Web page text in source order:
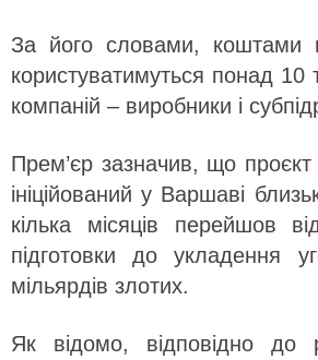
За його словами, коштами
користуватимуться понад 10
компаній – виробники і
Прем’єр зазначив, що
ініційований у Варшаві
кілька місяців перейшов від
підготовки до укладення
мільярдів злотих.
Як відомо, відповідно до